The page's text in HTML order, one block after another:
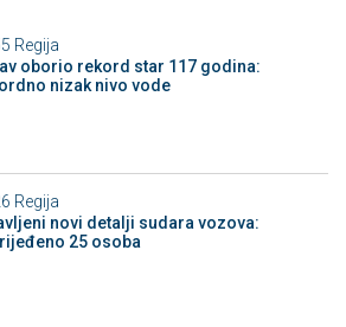
Regija
oborio rekord star 117 godina:
nizak nivo vode
Regija
novi detalji sudara vozova:
25 osoba